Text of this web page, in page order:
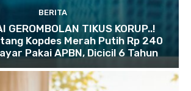
BERITA
GEROMBOLAN TIKUS KORUP..!
Kopdes Merah Putih Rp 240
Pakai APBN, Dicicil 6 Tahun